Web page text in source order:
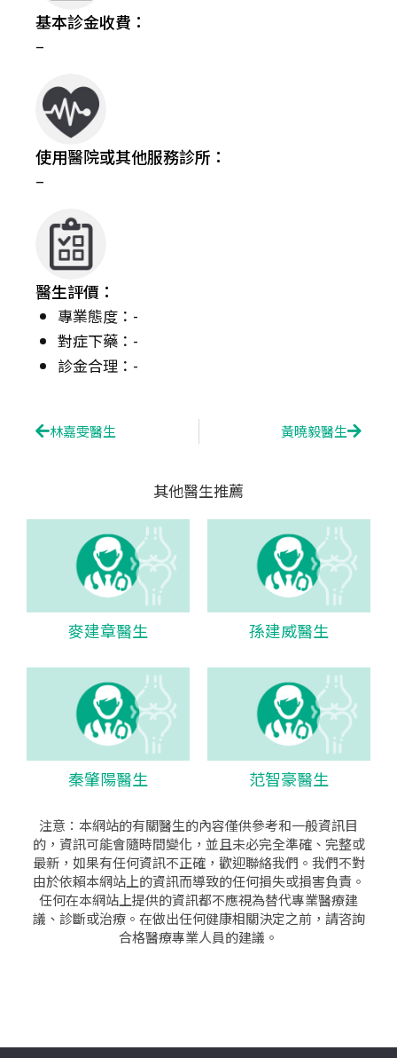
基本診金收費：
–
使用醫院或其他服務診所：
–
醫生評價：
專業態度：-
對症下藥：-
診金合理：-
Prev林嘉雯醫生 黃曉毅醫生Next
其他醫生推薦
麥建章醫生 孫建威醫生
秦肇陽醫生 范智豪醫生
注意：本網站的有關醫生的內容僅供參考和一般資訊目
的，資訊可能會隨時間變化，並且未必完全準確、完整或
最新，如果有任何資訊不正確，歡迎聯絡我們。我們不對
由於依賴本網站上的資訊而導致的任何損失或損害負責。
任何在本網站上提供的資訊都不應視為替代專業醫療建
議、診斷或治療。在做出任何健康相關決定之前，請咨詢
合格醫療專業人員的建議。